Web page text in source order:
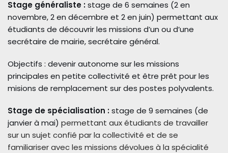
Stage généraliste : stage de 6 semaines (2 en
novembre, 2 en décembre et 2 en juin) permettant aux
étudiants de découvrir les missions d’un ou d’une
secrétaire de mairie, secrétaire général.
Objectifs : devenir autonome sur les missions
principales en petite collectivité et être prêt pour les
misions de remplacement sur des postes polyvalents.
Stage de spécialisation : stage de 9 semaines (de
janvier à mai) permettant aux étudiants de travailler
sur un sujet confié par la collectivité et de se
familiariser avec les missions dévolues à la spécialité